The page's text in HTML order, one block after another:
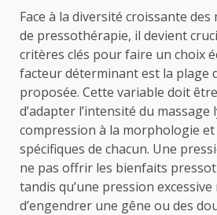
Face à la diversité croissante
de pressothérapie, il devient
critères clés pour faire un choix
facteur déterminant est la plage
proposée. Cette variable doit
d’adapter l’intensité du
compression à la morphologie
spécifiques de chacun. Une
ne pas offrir les bienfaits
tandis qu’une pression
d’engendrer une gêne ou des